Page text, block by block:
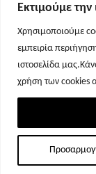
Εκτιμούμε
Χρησιμοποιούμε
εμπειρία
ιστοσελίδα
χρήση των cookies
Σελίδα 1